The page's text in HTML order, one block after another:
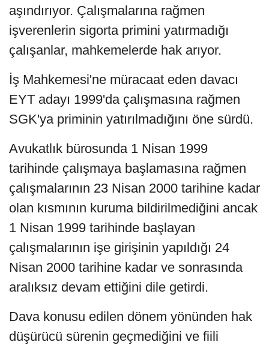
aşındırıyor. Çalışmalarına rağmen
işverenlerin sigorta primini yatırmadığı
çalışanlar, mahkemelerde hak arıyor.
İş Mahkemesi'ne müracaat eden davacı
EYT adayı 1999'da çalışmasına rağmen
SGK'ya priminin yatırılmadığını öne sürdü.
Avukatlık bürosunda 1 Nisan 1999
tarihinde çalışmaya başlamasına rağmen
çalışmalarının 23 Nisan 2000 tarihine kadar
olan kısmının kuruma bildirilmediğini ancak
1 Nisan 1999 tarihinde başlayan
çalışmalarının işe girişinin yapıldığı 24
Nisan 2000 tarihine kadar ve sonrasında
aralıksız devam ettiğini dile getirdi.
Dava konusu edilen dönem yönünden hak
düşürücü sürenin geçmediğini ve fiili